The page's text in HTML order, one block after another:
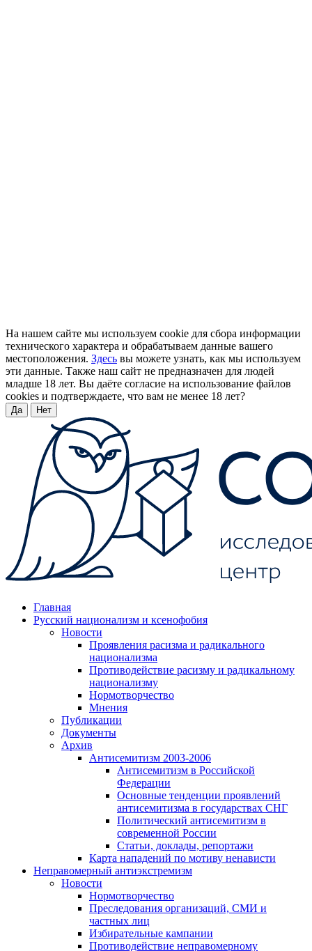
На нашем сайте мы используем cookie для сбора информации
технического характера и обрабатываем данные вашего
местоположения. Здесь вы можете узнать, как мы используем
эти данные. Также наш сайт не предназначен для людей
младше 18 лет. Вы даёте согласие на использование файлов
cookies и подтверждаете, что вам не менее 18 лет?
Да Нет
Главная
Русский национализм и ксенофобия
Новости
Проявления расизма и радикального
национализма
Противодействие расизму и радикальному
национализму
Нормотворчество
Мнения
Публикации
Документы
Архив
Антисемитизм 2003-2006
Антисемитизм в Российской
Федерации
Основные тенденции проявлений
антисемитизма в государствах СНГ
Политический антисемитизм в
современной России
Статьи, доклады, репортажи
Карта нападений по мотиву ненависти
Неправомерный антиэкстремизм
Новости
Нормотворчество
Преследования организаций, СМИ и
частных лиц
Избирательные кампании
Противодействие неправомерному